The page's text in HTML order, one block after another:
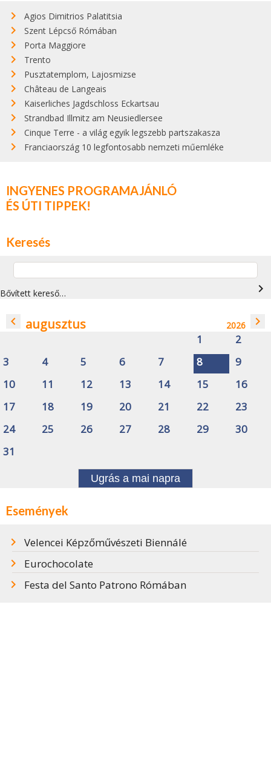
Agios Dimitrios Palatitsia
Szent Lépcső Rómában
Porta Maggiore
Trento
Pusztatemplom, Lajosmizse
Château de Langeais
Kaiserliches Jagdschloss Eckartsau
Strandbad Illmitz am Neusiedlersee
Cinque Terre - a világ egyik legszebb partszakasza
Franciaország 10 legfontosabb nemzeti műemléke
INGYENES PROGRAMAJÁNLÓ
ÉS ÚTI TIPPEK!
Keresés
Bővített kereső… navigate_next
navigate_before augusztus 2026 navigate_next
1
2
3
4 5 6 7 8
9
10
11 12 13 14 15
16
17
18 19 20 21 22
23
24
25 26 27 28 29
30
31
Ugrás a mai napra
Események
Velencei Képzőművészeti Biennálé
Eurochocolate
Festa del Santo Patrono Rómában